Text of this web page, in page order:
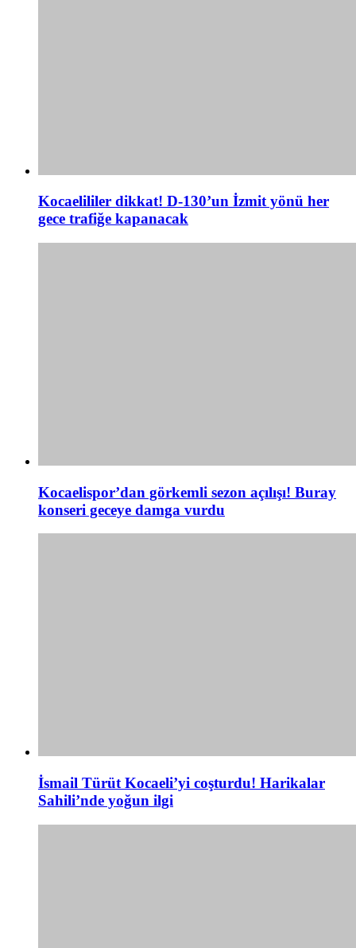
Kocaelililer dikkat! D-130’un İzmit yönü her
gece trafiğe kapanacak
Kocaelispor’dan görkemli sezon açılışı! Buray
konseri geceye damga vurdu
İsmail Türüt Kocaeli’yi coşturdu! Harikalar
Sahili’nde yoğun ilgi